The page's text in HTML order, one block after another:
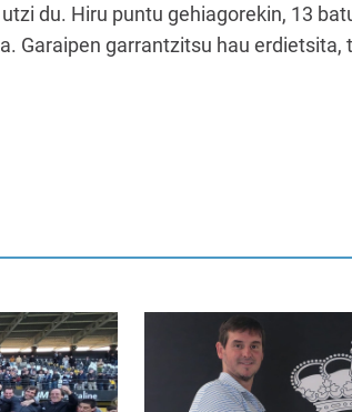
du. Hiru puntu gehiagorekin, 13
Garaipen garrantzitsu hau erdietsita,